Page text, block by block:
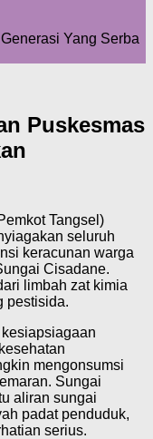
Yang Serba
Puskesmas
Tangsel)
seluruh
keracunan warga
Cisadane.
limbah zat kimia
pestisida.
mengonsumsi
Sungai
aliran sungai
padat penduduk,
serius.